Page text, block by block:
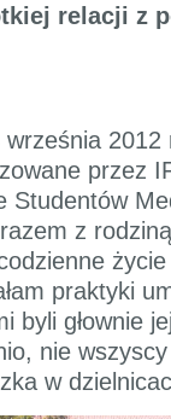
relacji z
2012
przez
Studentów
z
praktyki
byli głownie
nie
w